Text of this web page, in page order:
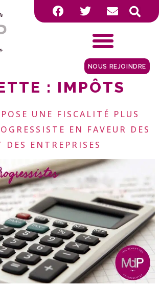
NOUS REJOINDRE
: IMPÔTS
UNE FISCALITÉ PLUS
EN FAVEUR DES
DES ENTREPRISES